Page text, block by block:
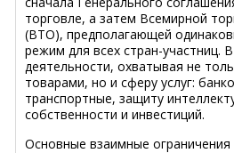
торговле, а затем Всемирной
(ВТО), предполагающей
режим для всех стран-участниц.
деятельности, охватывая не
товарами, но и сферу услуг:
транспортные, защиту
собственности и инвестиций.
Основные взаимные